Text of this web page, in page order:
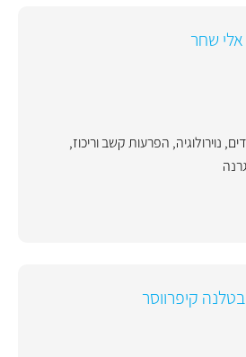
שחר
, נוירולוגיה, הפרעות קשב וריכוז,
קיפרווסר